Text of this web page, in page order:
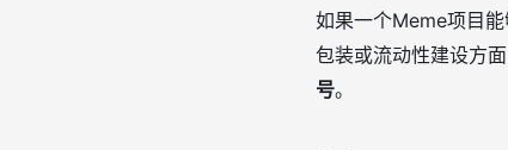
如果一个Meme项目
包装或流动性建设方
号。